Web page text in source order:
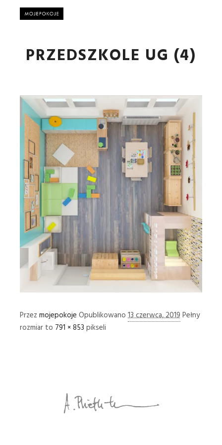
PRZEDSZKOLE UG (4)
Przez mojepokoje Opublikowano 13 czerwca, 2019 Pełny
rozmiar to 791 × 853 pikseli